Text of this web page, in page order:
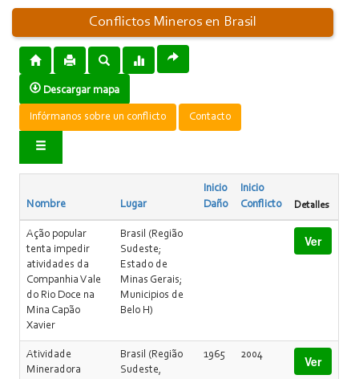
Conflictos Mineros en Brasil
Descargar mapa
Infórmanos sobre un conflicto Contacto
Nombre Lugar
Inicio
Daño
Inicio
Conflicto
Detalles
Ação popular
tenta impedir
atividades da
Companhia Vale
do Rio Doce na
Mina Capão
Xavier
Brasil (Região
Sudeste;
Estado de
Minas Gerais;
Municipios de
Belo H)
Ver
Atividade
Mineradora
Brasil (Região
Sudeste,
1965 2004 Ver